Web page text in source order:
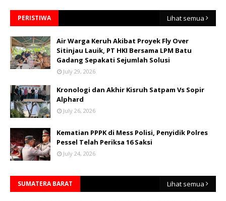
PERISTIWA Lihat semua
Air Warga Keruh Akibat Proyek Fly Over
Sitinjau Lauik, PT HKI Bersama LPM Batu
Gadang Sepakati Sejumlah Solusi
July 29, 2026
Kronologi dan Akhir Kisruh Satpam Vs Sopir
Alphard
July 26, 2026
Kematian PPPK di Mess Polisi, Penyidik Polres
Pessel Telah Periksa 16 Saksi
July 24, 2026
SUMATERA BARAT Lihat semua